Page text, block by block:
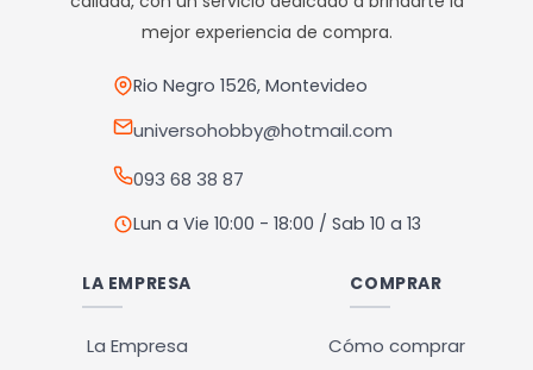
pueden
en
la
de
producto
pueden
producto
mejor experiencia de compra.
Rio Negro 1526, Montevideo
universohobby@hotmail.com
093 68 38 87
Lun a Vie 10:00 - 18:00 / Sab 10 a 13
LA EMPRESA
La Empresa
COMPRAR
Cómo comprar